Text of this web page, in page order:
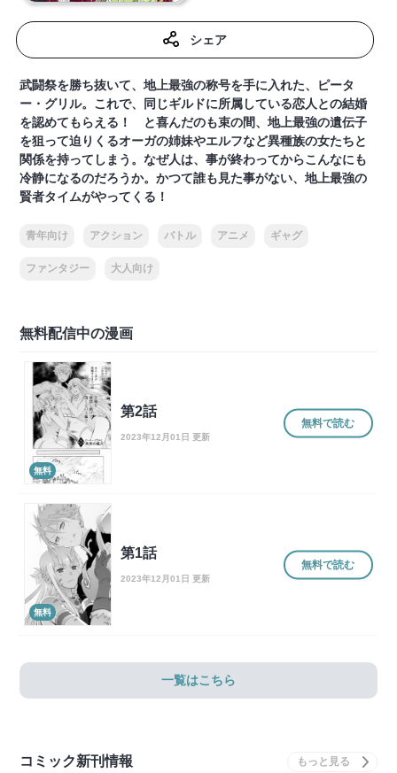
シェア
武闘祭を勝ち抜いて、地上最強の称号を手に入れた、ピータ
ー・グリル。これで、同じギルドに所属している恋人との結婚
を認めてもらえる！ と喜んだのも束の間、地上最強の遺伝子
を狙って迫りくるオーガの姉妹やエルフなど異種族の女たちと
関係を持ってしまう。なぜ人は、事が終わってからこんなにも
冷静になるのだろうか。かつて誰も見た事がない、地上最強の
賢者タイムがやってくる！
青年向け アクション バトル アニメ ギャグ
ファンタジー 大人向け
無料配信中の漫画
無料
第2話
2023年12月01日 更新
無料で読む
無料
第1話
2023年12月01日 更新
無料で読む
一覧はこちら
コミック新刊情報